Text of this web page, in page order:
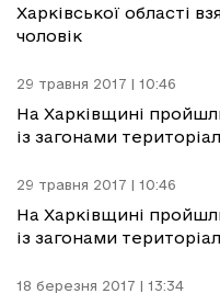
Харківської області
чоловік
29 травня 2017 | 10:46
На Харківщині
із загонами
29 травня 2017 | 10:46
На Харківщині
із загонами
18 березня 2017 | 13:34